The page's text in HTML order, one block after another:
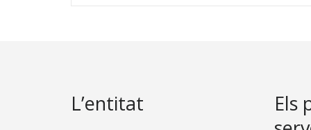
L’entitat
Els